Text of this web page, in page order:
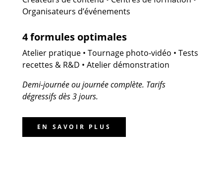
Organisateurs d’événements
4 formules optimales
Atelier pratique • Tournage photo-vidéo • Tests
recettes & R&D • Atelier démonstration
Demi-journée ou journée complète. Tarifs
dégressifs dès 3 jours.
EN SAVOIR PLUS